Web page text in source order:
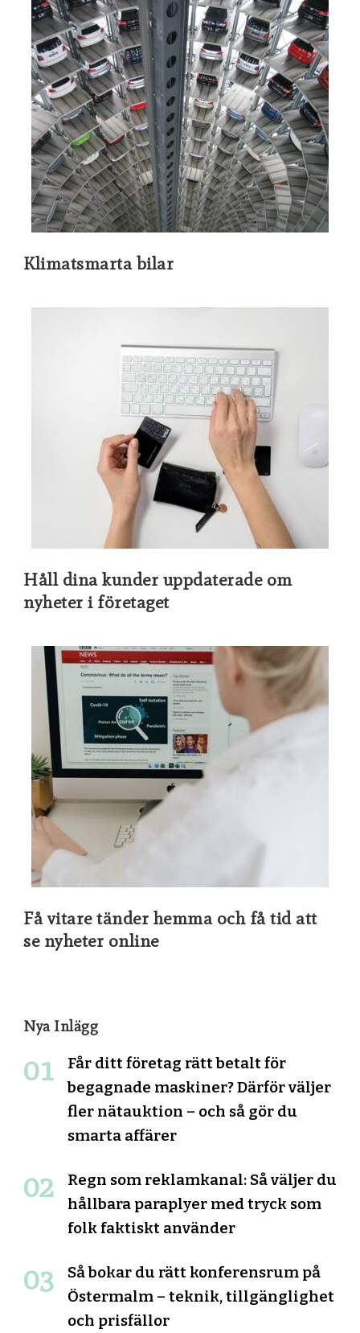
Klimatsmarta bilar
Håll dina kunder uppdaterade om
nyheter i företaget
Få vitare tänder hemma och få tid att
se nyheter online
Nya Inlägg
Får ditt företag rätt betalt för
begagnade maskiner? Därför väljer
fler nätauktion – och så gör du
smarta affärer
Regn som reklamkanal: Så väljer du
hållbara paraplyer med tryck som
folk faktiskt använder
Så bokar du rätt konferensrum på
Östermalm – teknik, tillgänglighet
och prisfällor